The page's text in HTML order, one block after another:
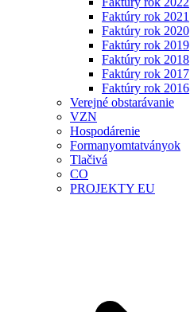
Faktúry rok 2021
Faktúry rok 2020
Faktúry rok 2019
Faktúry rok 2018
Faktúry rok 2017
Faktúry rok 2016
Verejné obstarávanie
VZN
Hospodárenie
Formanyomtatványok
Tlačivá
CO
PROJEKTY EU